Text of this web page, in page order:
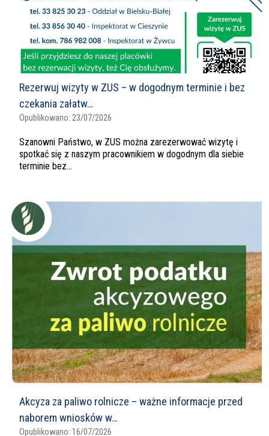
Rezerwuj wizyty w ZUS – w dogodnym terminie i bez
czekania załatw…
Opublikowano: 23/07/2026
Szanowni Państwo, w ZUS można zarezerwować wizytę i
spotkać się z naszym pracownikiem w dogodnym dla siebie
terminie bez...
Akcyza za paliwo rolnicze – ważne informacje przed
naborem wniosków w…
Opublikowano: 16/07/2026